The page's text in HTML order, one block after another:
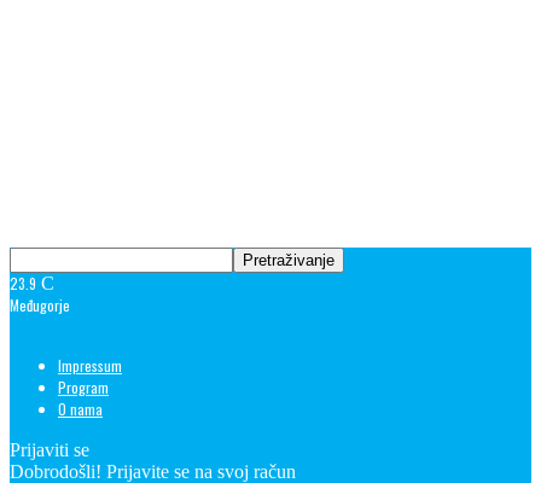
23.9 C
Međugorje
Impressum
Program
O nama
Prijaviti se
Dobrodošli! Prijavite se na svoj račun